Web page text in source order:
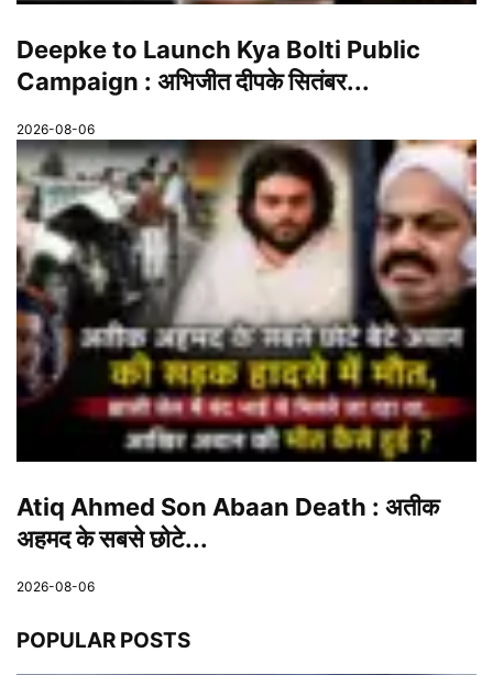
Deepke to Launch Kya Bolti Public
Campaign : अभिजीत दीपके सितंबर...
2026-08-06
Atiq Ahmed Son Abaan Death : अतीक
अहमद के सबसे छोटे...
2026-08-06
POPULAR POSTS